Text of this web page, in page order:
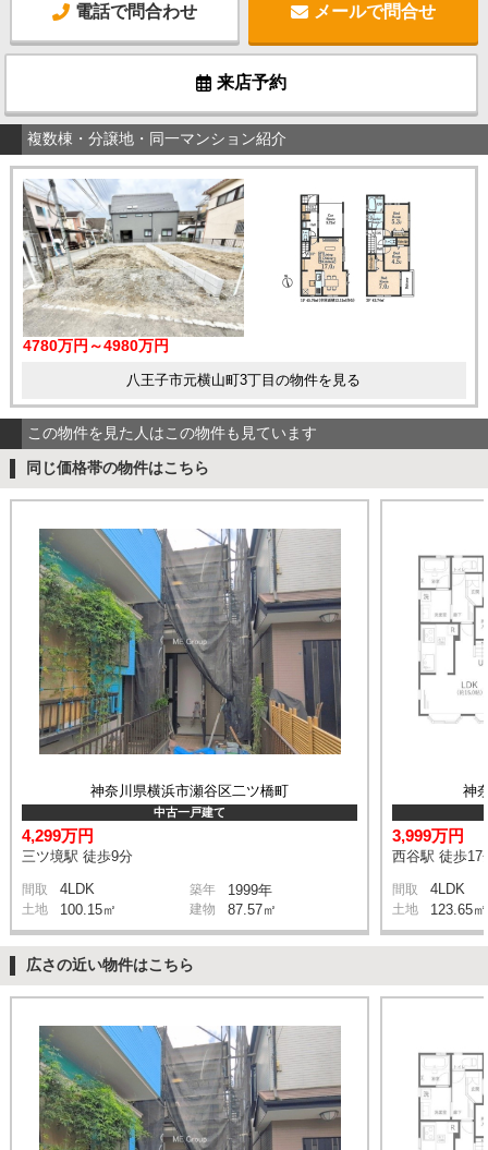
電話で問合わせ メールで問合せ
来店予約
複数棟・分譲地・同一マンション紹介
4780万円～4980万円
八王子市元横山町3丁目の物件を見る
この物件を見た人はこの物件も見ています
同じ価格帯の物件はこちら
神奈川県横浜市瀬谷区二ツ橋町
中古一戸建て
4,299万円
三ツ境駅 徒歩9分
間取 4LDK 築年 1999年
土地 100.15㎡ 建物 87.57㎡
神
3,999万円
西谷駅 徒歩17
間取 4LDK
土地 123.65㎡
広さの近い物件はこちら